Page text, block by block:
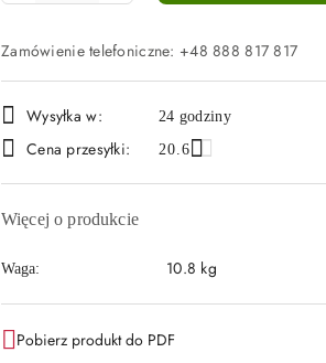
Zamówienie telefoniczne: +48 888 817 817
Dostępność
i
Wysyłka w: 24 godziny
Cena przesyłki: 20.6
Więcej o produkcie
Waga: 10.8 kg
Pobierz produkt do PDF